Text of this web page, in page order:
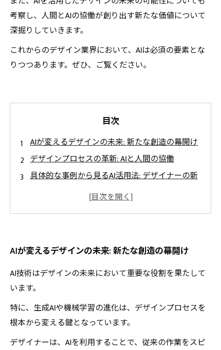
考察し、人間とAIの協働が創り出す新たな価値について
深掘りしていきます。
これからのデザイン業界において、AIは必須の要素とな
りつつあります。ぜひ、ご覧ください。
目次
AIが変えるデザインの未来: 新たな創造の幕開け
デザインプロセスの革新: AIと人間の協働
具体的な事例から見るAI活用法: デザイナーの新
AIとデザインの未来: これからの可能性を考える
人間とAIが創り出す新たな価値: デザインの新し
い時代
AIが変えるデザインの未来: 新たな創造の幕開け
AI技術はデザインの未来において重要な役割を果たして
います。
特に、生成AIや機械学習の進化は、デザインプロセスを
根本から変える鍵となっています。
デザイナーは、AIを利用することで、従来の作業をスピ